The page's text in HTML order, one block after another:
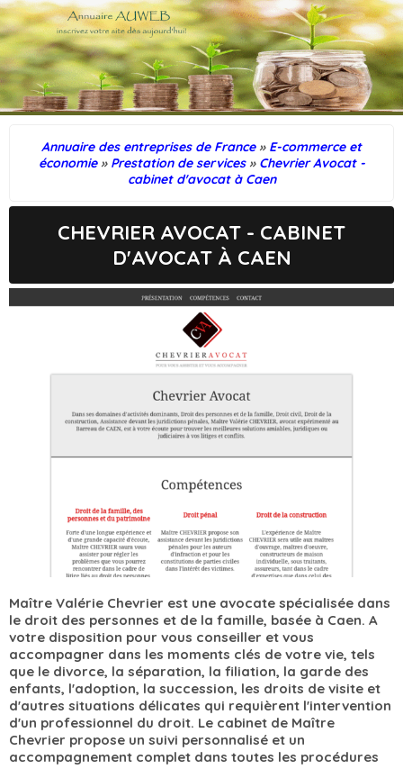
Annuaire des entreprises de France » E-commerce et
économie » Prestation de services » Chevrier Avocat -
cabinet d'avocat à Caen
CHEVRIER AVOCAT - CABINET
D'AVOCAT À CAEN
Maître Valérie Chevrier est une avocate spécialisée dans
le droit des personnes et de la famille, basée à Caen. A
votre disposition pour vous conseiller et vous
accompagner dans les moments clés de votre vie, tels
que le divorce, la séparation, la filiation, la garde des
enfants, l'adoption, la succession, les droits de visite et
d'autres situations délicates qui requièrent l'intervention
d'un professionnel du droit. Le cabinet de Maître
Chevrier propose un suivi personnalisé et un
accompagnement complet dans toutes les procédures